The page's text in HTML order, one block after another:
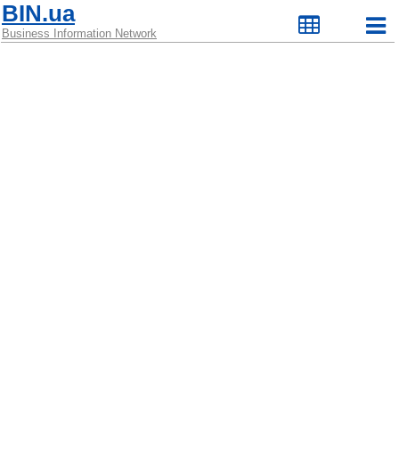
BIN.ua
Business Information Network